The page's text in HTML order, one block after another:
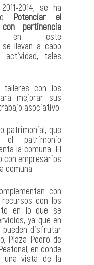
2014, se ha
Potenciar el
pertinencia
en este
llevan a cabo
actividad, tales
con los
mejorar sus
asociativo.
que
patrimonio
la comuna. El
con empresarios
comuna.
con
con los
en lo que se
ya que en
pueden disfrutar
Plaza Pedro de
en donde
una vista de la